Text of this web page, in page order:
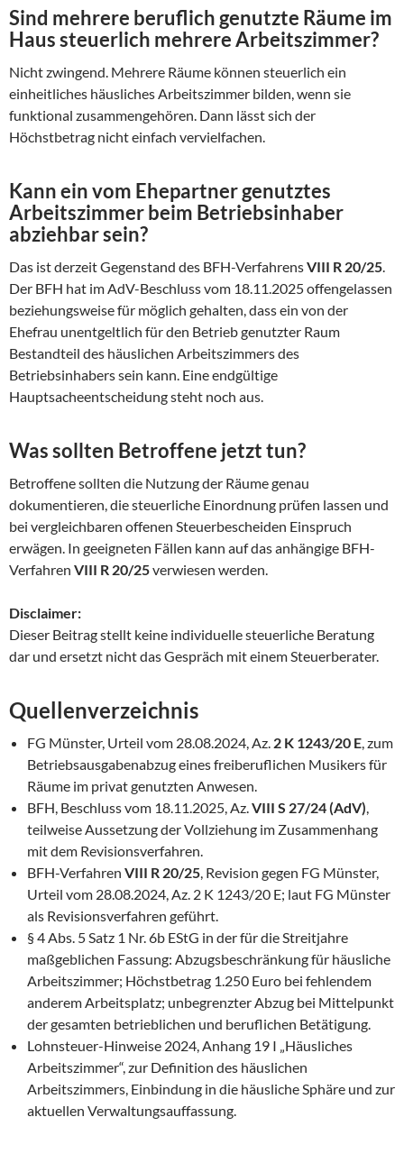
Sind mehrere beruflich genutzte Räume im
Haus steuerlich mehrere Arbeitszimmer?
Nicht zwingend. Mehrere Räume können steuerlich ein
einheitliches häusliches Arbeitszimmer bilden, wenn sie
funktional zusammengehören. Dann lässt sich der
Höchstbetrag nicht einfach vervielfachen.
Kann ein vom Ehepartner genutztes
Arbeitszimmer beim Betriebsinhaber
abziehbar sein?
Das ist derzeit Gegenstand des BFH-VerfahrensVIII R 20/25
Der BFH hat im AdV-Beschluss vom 18.11.2025 offengelassen
beziehungsweise für möglich gehalten, dass ein von der
Ehefrau unentgeltlich für den Betrieb genutzter Raum
Bestandteil des häuslichen Arbeitszimmers des
Betriebsinhabers sein kann. Eine endgültige
Hauptsacheentscheidung steht noch aus.
Was sollten Betroffene jetzt tun?
Betroffene sollten die Nutzung der Räume genau
dokumentieren, die steuerliche Einordnung prüfen lassen und
bei vergleichbaren offenen Steuerbescheiden Einspruch
erwägen. In geeigneten Fällen kann auf das anhängige BFH-
Verfahren VIII R 20/25verwiesen werden.
Disclaimer:
Dieser Beitrag stellt keine individuelle steuerliche Beratung
dar und ersetzt nicht das Gespräch mit einem Steuerberater.
Quellenverzeichnis
FG Münster, Urteil vom 28.08.2024, Az. 2 K 1243/20 E , zum
Betriebsausgabenabzug eines freiberuflichen Musikers für
Räume im privat genutzten Anwesen.
BFH, Beschluss vom 18.11.2025, Az. VIII S 27/24 (AdV)
teilweise Aussetzung der Vollziehung im Zusammenhang
mit dem Revisionsverfahren.
BFH-Verfahren VIII R 20/25 , Revision gegen FG Münster,
Urteil vom 28.08.2024, Az. 2 K 1243/20 E; laut FG Münster
als Revisionsverfahren geführt.
§ 4 Abs. 5 Satz 1 Nr. 6b EStG in der für die Streitjahre
maßgeblichen Fassung: Abzugsbeschränkung für häusliche
Arbeitszimmer; Höchstbetrag 1.250 Euro bei fehlendem
anderem Arbeitsplatz; unbegrenzter Abzug bei Mittelpunkt
der gesamten betrieblichen und beruflichen Betätigung.
Lohnsteuer-Hinweise 2024, Anhang 19 I „Häusliches
Arbeitszimmer“, zur Definition des häuslichen
Arbeitszimmers, Einbindung in die häusliche Sphäre und zur
aktuellen Verwaltungsauffassung.